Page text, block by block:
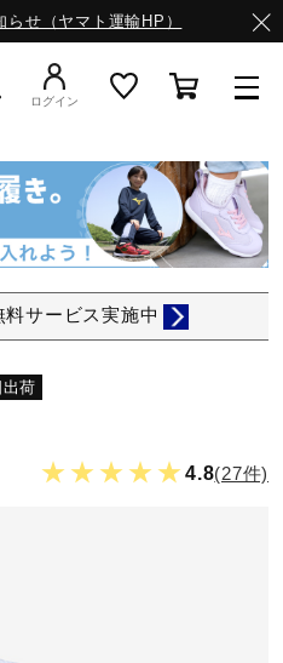
せ（ヤマト運輸HP）
ア
ル
ログイン
サービス実施中
出荷
★★★★★4.8(27件)